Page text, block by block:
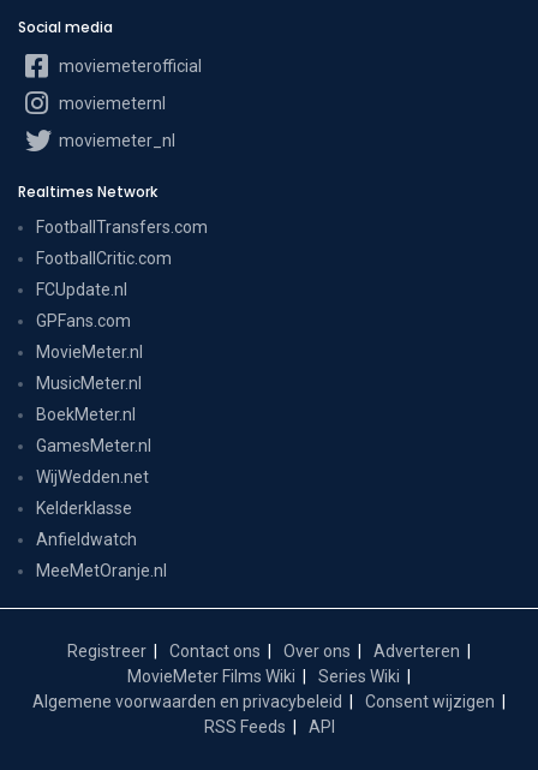
Social media
moviemeterofficial
moviemeternl
moviemeter_nl
Realtimes Network
FootballTransfers.com
FootballCritic.com
FCUpdate.nl
GPFans.com
MovieMeter.nl
MusicMeter.nl
BoekMeter.nl
GamesMeter.nl
WijWedden.net
Kelderklasse
Anfieldwatch
MeeMetOranje.nl
Registreer Contact ons Over ons
Adverteren
MovieMeter Films Wiki
Series Wiki
Algemene voorwaarden en privacybeleid
Consent wijzigen
RSS Feeds
API